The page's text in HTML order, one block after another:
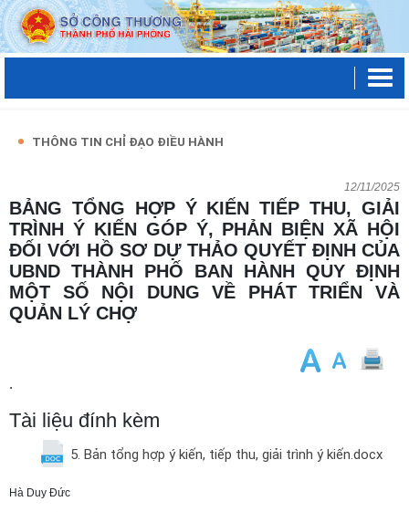
THÔNG TIN CHỈ ĐẠO ĐIỀU HÀNH
12/11/2025
BẢNG TỔNG HỢP Ý KIẾN TIẾP THU, GIẢI
TRÌNH Ý KIẾN GÓP Ý, PHẢN BIỆN XÃ HỘI
ĐỐI VỚI HỒ SƠ DỰ THẢO QUYẾT ĐỊNH CỦA
UBND THÀNH PHỐ BAN HÀNH QUY ĐỊNH
MỘT SỐ NỘI DUNG VỀ PHÁT TRIỂN VÀ
QUẢN LÝ CHỢ
.
Tài liệu đính kèm
5. Bản tổng hợp ý kiến, tiếp thu, giải trình ý kiến.docx
Hà Duy Đức